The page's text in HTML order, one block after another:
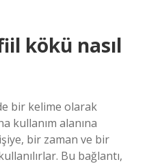
kökü nasıl
bir kelime olarak
kullanım alanına
bir zaman ve bir
Bu bağlantı,